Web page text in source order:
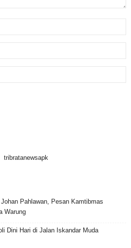
Pahlawan, Pesan Kamtibmas
Warung
Dini Hari di Jalan Iskandar Muda